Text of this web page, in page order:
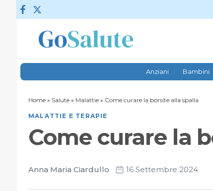
Vai al contenuto
Anziani Bambini
Home » Salute » Malattie » Come curare la borsite alla spalla
MALATTIE E TERAPIE
Come curare la
Anna Maria Ciardullo 16 Settembre 2024